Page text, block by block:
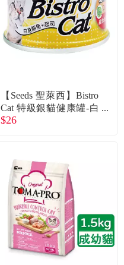
【Seeds 聖萊西】Bistro
Cat 特級銀貓健康罐-白
身鮪魚+起司（80g）
$26